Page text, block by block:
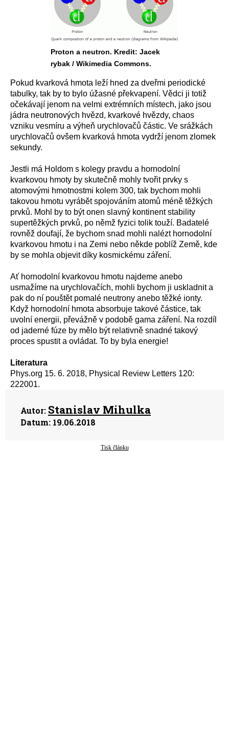
Proton a neutron. Kredit: Jacek
rybak / Wikimedia Commons.
Pokud kvarková hmota leží hned za dveřmi periodické
tabulky, tak by to bylo úžasné překvapení. Vědci ji totiž
očekávají jenom na velmi extrémních místech, jako jsou
jádra neutronových hvězd, kvarkové hvězdy, chaos
vzniku vesmíru a výheň urychlovačů částic. Ve srážkách
urychlovačů ovšem kvarková hmota vydrží jenom zlomek
sekundy.
Jestli má Holdom s kolegy pravdu a hornodolní
kvarkovou hmoty by skutečně mohly tvořit prvky s
atomovými hmotnostmi kolem 300, tak bychom mohli
takovou hmotu vyrábět spojováním atomů méně těžkých
prvků. Mohl by to být onen slavný kontinent stability
supertěžkých prvků, po němž fyzici tolik touží. Badatelé
rovněž doufají, že bychom snad mohli nalézt hornodolní
kvarkovou hmotu i na Zemi nebo někde poblíž Země, kde
by se mohla objevit díky kosmickému záření.
Ať hornodolní kvarkovou hmotu najdeme anebo
usmažíme na urychlovačích, mohli bychom ji uskladnit a
pak do ní pouštět pomalé neutrony anebo těžké ionty.
Když hornodolní hmota absorbuje takové částice, tak
uvolní energii, převážně v podobě gama záření. Na rozdíl
od jaderné fúze by mělo být relativně snadné takový
proces spustit a ovládat. To by byla energie!
Literatura
Phys.org 15. 6. 2018, Physical Review Letters 120:
222001.
Autor: Stanislav Mihulka
Datum: 19.06.2018
Tisk článku